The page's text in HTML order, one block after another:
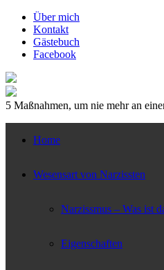
Zum
zentralen
Inhalt
Über mich
Kontakt
Gästebuch
Facebook
5 Maßnahmen, um nie mehr an
Home
Wesensart von Narzissten
Narzissmus – Was ist
Eigenschaften